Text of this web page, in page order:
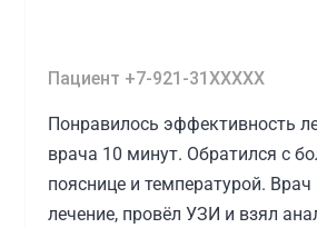
Пациент +7-921-31XXXXX
Понравилось эффективность
врача 10 минут. Обратился с
пояснице и температурой. Врач
лечение, провёл УЗИ и взял